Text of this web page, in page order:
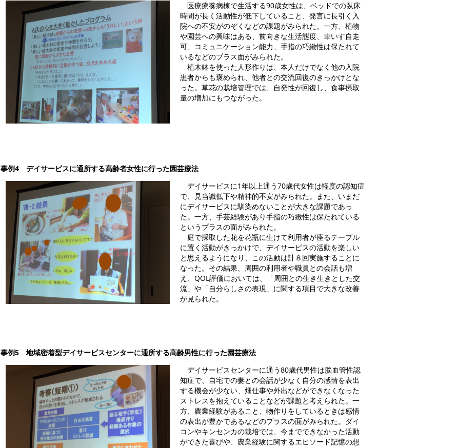
医療療養病棟で生活する90歳女性は、ベッドでの臥床
時間が長く活動性が低下していること、発言に長引く入
院への不安がのぞくなどの課題がみられた。一方、植物
や園芸への興味はある、前向きな生活態度、車いす自走
可、コミュニケーション能力、手指の巧緻性は保たれて
いるなどのプラス面がみられた。
植木鉢を使った人形作りは、本人だけでなく他の入院
患者からも褒められ、他者との交流回復のきっかけとな
った。草花の栽培管理では、自発性が回復し、食事摂取
量の増加にもつながった。
事例4 デイサービスに通所する高齢者女性に行った園芸療法
デイサービスに1年以上通う70歳代女性は軽度の認知症
で、見当識低下や精神的不安がみられた。また、いまだ
にデイサービスに馴染めないことが大きな課題であっ
た。一方、手芸経験があり手指の巧緻性は保たれている
というプラスの面がみられた。
庭で採取した花を花瓶に生けて利用者が座るテーブル
に置く活動がきっかけで、デイサービスの活動を楽しい
と思えるようになり、この活動は計８回実施することに
なった。その結果、周囲の利用者や職員との会話も増
え、QOL評価においては、「周囲との生き生きとした交
流」や「自分らしさの表現」に関する項目で大きな改善
が見られた。
事例5 地域密着型デイサービスセンターに通所する高齢男性に行った園芸療法
デイサービスセンターに通う80歳代男性は脳血管性認
知症で、自宅での妻との会話が少なく自分の感情を表出
する機会が少ない、畑仕事や外出などができなくなった
ストレスを抱えていることなどが課題と考えられた。一
方、農業経験があること、物作りをしているときは感情
の表出が豊かであるなどのプラスの面がみられた。ダイ
コンやキンセンカの栽培では、今までできなかった活動
ができた喜びや、農業経験に関するエピソード記憶の想